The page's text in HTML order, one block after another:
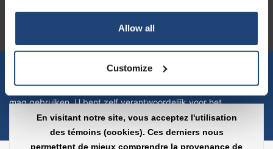
Allow all
Customize
4.4
Let op! Op onze productomschrijvingen kunnen geen rechten
verleend worden en zijn enkel ter educatie en/of informatie en
zijn geen handleiding of omschrijving hoe u het product kan en
mag gebruiken. U bent zelf verantwoordelijk voor het
toepassen van eventuele nationale en internationale wetgeving
omtrent het gebruik van chemicaliën.
En visitant notre site, vous acceptez l'utilisation
des témoins (cookies). Ces derniers nous
permettent de mieux comprendre la provenance de